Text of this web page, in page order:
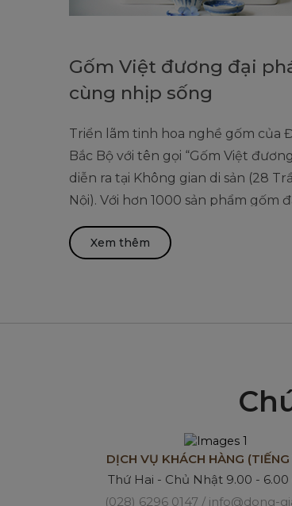
Gốm Việt đương đại
cùng nhịp sống
Triển lãm tinh hoa nghề gốm của
Bắc Bộ với tên gọi “Gốm Việt
diễn ra tại Không gian di sản (28
Nội). Với hơn 1000 sản phẩm gốm
nhưng quyết liệt của các nghệ
Xem thêm
DỊCH VỤ KHÁCH HÀNG
Thứ Hai - Chủ Nhật 9.00 - 6.00
(028) 6296 0147 / info@dong-